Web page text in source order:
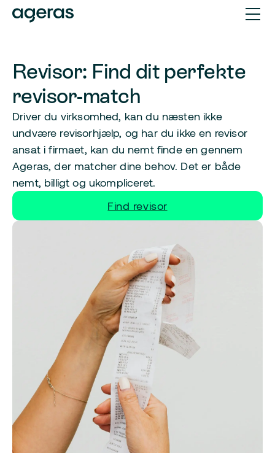
Revisor: Find dit perfekte
revisor-match
Driver du virksomhed, kan du næsten ikke
undvære revisorhjælp, og har du ikke en revisor
ansat i firmaet, kan du nemt finde en gennem
Ageras, der matcher dine behov. Det er både
nemt, billigt og ukompliceret.
Find revisor